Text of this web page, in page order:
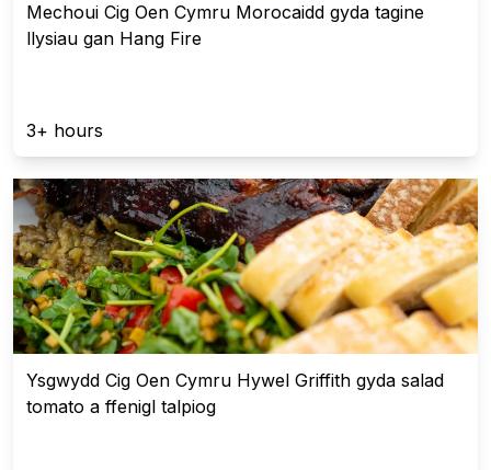
Mechoui Cig Oen Cymru Morocaidd gyda tagine
llysiau gan Hang Fire
3+ hours
Ysgwydd Cig Oen Cymru Hywel Griffith gyda salad
tomato a ffenigl talpiog